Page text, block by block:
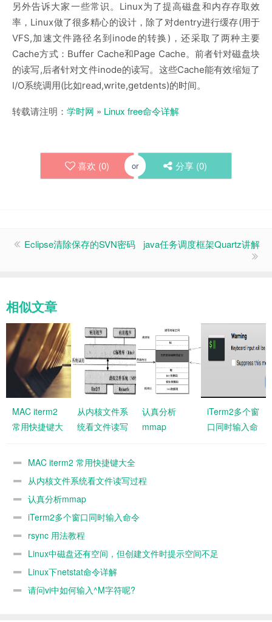
另外告诉大家一些常识。Linux为了提高磁盘和内存存取效
率，Linux做了很多精心的设计，除了对dentry进行缓存(用于
VFS,加速文件路径名到inode的转换)，还采取了两种主要
Cache方式：Buffer Cache和Page Cache。前者针对磁盘块
的读写,后者针对文件inode的读写。这些Cache能有效缩短了
I/O系统调用(比如read,write,getdents)的时间。
转载请注明： 学时网 » Linux free命令详解
喜欢 (0) or 分享 (0)
Eclipse清除保存的SVN密码 java任务调度框架Quartz讲解
相似文章
MAC iterm2
常用快捷键大
从内核文件系
统看文件读写
认真分析
mmap
iTerm2多个窗
口同时输入命
MAC iterm2 常用快捷键大全
从内核文件系统看文件读写过程
认真分析mmap
iTerm2多个窗口同时输入命令
rsync 用法教程
Linux中磁盘还有空间，但创建文件时提示空间不足
Linux下netstat命令详解
请问vi中如何输入^M字符呢?